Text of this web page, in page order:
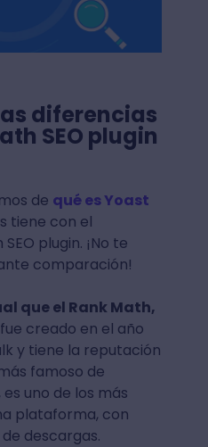
diferencias
SEO plugin
de qué es Yoast
tiene con el
plugin. ¡No te
comparación!
que el Rank Math,
creado en el año
y tiene la reputación
famoso de
uno de los más
plataforma, con
descargas.